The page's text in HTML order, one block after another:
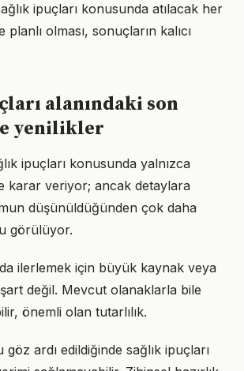
ipuçları konusunda atılacak her
planlı olması, sonuçların kalıcı
alanındaki son
yenilikler
ipuçları konusunda yalnızca
karar veriyor; ancak detaylara
düşünüldüğünden çok daha
görülüyor.
ilerlemek için büyük kaynak veya
şart değil. Mevcut olanaklarla bile
önemli olan tutarlılık.
ardı edildiğinde sağlık ipuçları